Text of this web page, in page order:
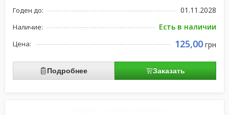
Годен до: 01.11.2028
Наличие: Есть в наличии
Цена: 125,00 грн
Подробнее Заказать